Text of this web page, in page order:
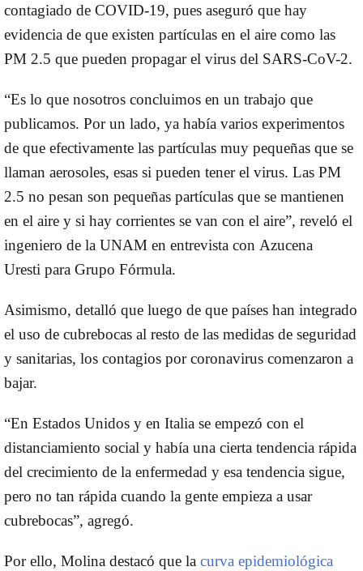
contagiado de COVID-19, pues aseguró que hay
evidencia de que existen partículas en el aire como las
PM 2.5 que pueden propagar el virus del SARS-CoV-2.
“Es lo que nosotros concluimos en un trabajo que
publicamos. Por un lado, ya había varios experimentos
de que efectivamente las partículas muy pequeñas que se
llaman aerosoles, esas si pueden tener el virus. Las PM
2.5 no pesan son pequeñas partículas que se mantienen
en el aire y si hay corrientes se van con el aire”, reveló el
ingeniero de la UNAM en entrevista con Azucena
Uresti para Grupo Fórmula.
Asimismo, detalló que luego de que países han integrado
el uso de cubrebocas al resto de las medidas de seguridad
y sanitarias, los contagios por coronavirus comenzaron a
bajar.
“En Estados Unidos y en Italia se empezó con el
distanciamiento social y había una cierta tendencia rápida
del crecimiento de la enfermedad y esa tendencia sigue,
pero no tan rápida cuando la gente empieza a usar
cubrebocas”, agregó.
Por ello, Molina destacó que la curva epidemiológica